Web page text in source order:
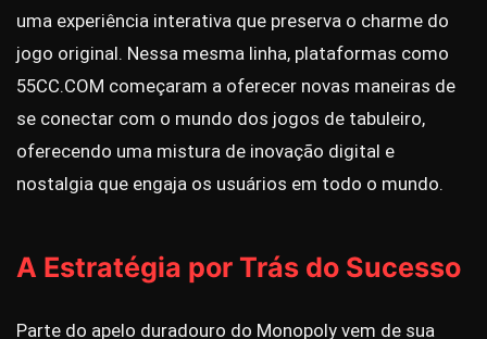
uma experiência interativa que preserva o charme do
jogo original. Nessa mesma linha, plataformas como
55CC.COM começaram a oferecer novas maneiras de
se conectar com o mundo dos jogos de tabuleiro,
oferecendo uma mistura de inovação digital e
nostalgia que engaja os usuários em todo o mundo.
A Estratégia por Trás do Sucesso
Parte do apelo duradouro do Monopoly vem de sua